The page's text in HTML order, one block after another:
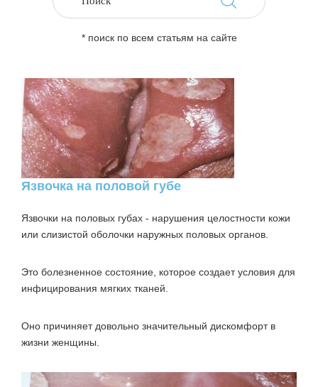
* поиск по всем статьям на сайте
Язвочка на половой губе
Язвочки на половых губах - нарушения целостности кожи
или слизистой оболочки наружных половых органов.
Это болезненное состояние, которое создает условия для
инфицирования мягких тканей.
Оно причиняет довольно значительный дискомфорт в
жизни женщины.